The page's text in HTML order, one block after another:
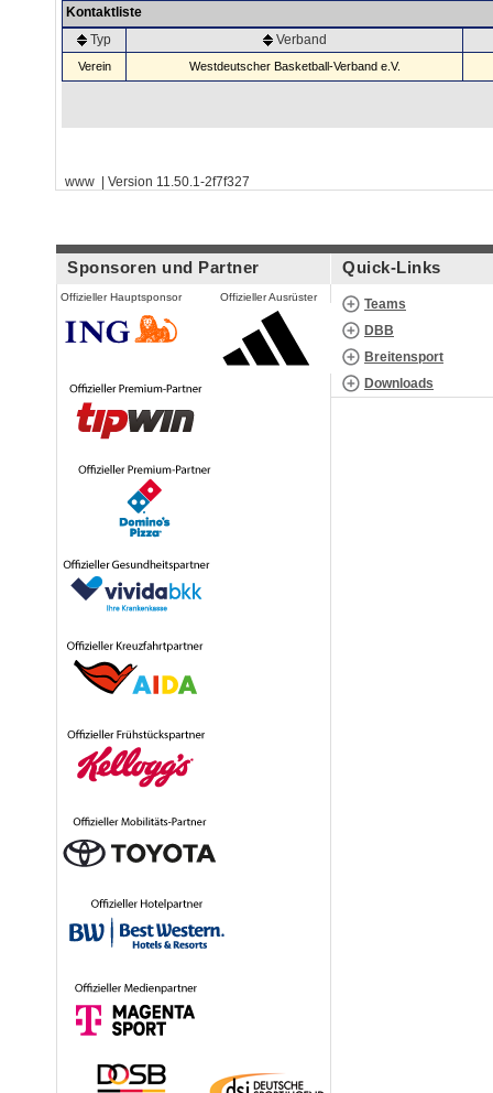
Kontaktliste
Typ
Verband
Verein Westdeutscher Basketball-Verband e.V.
www | Version 11.50.1-2f7f327
Sponsoren und Partner
Offizieller Hauptsponsor Offizieller Ausrüster
Quick-Links
Teams
DBB
Breitensport
Downloads